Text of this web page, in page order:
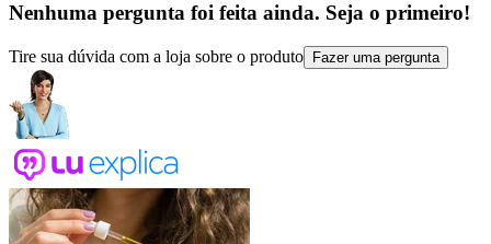
Nenhuma pergunta foi feita ainda. Seja o primeiro!
Tire sua dúvida com a loja sobre o produto Fazer uma pergunta